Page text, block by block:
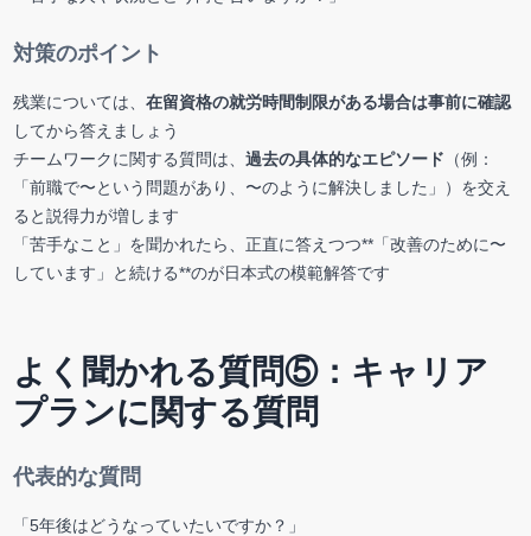
対策のポイント
残業については、 在留資格の就労時間制限がある場合は事前に確認
してから答えましょう
チームワークに関する質問は、 過去の具体的なエピソード （例：
「前職で〜という問題があり、〜のように解決しました」）を交え
ると説得力が増します
「苦手なこと」を聞かれたら、正直に答えつつ**「改善のために〜
しています」と続ける**のが日本式の模範解答です
よく聞かれる質問⑤：キャリア
プランに関する質問
代表的な質問
「5年後はどうなっていたいですか？」